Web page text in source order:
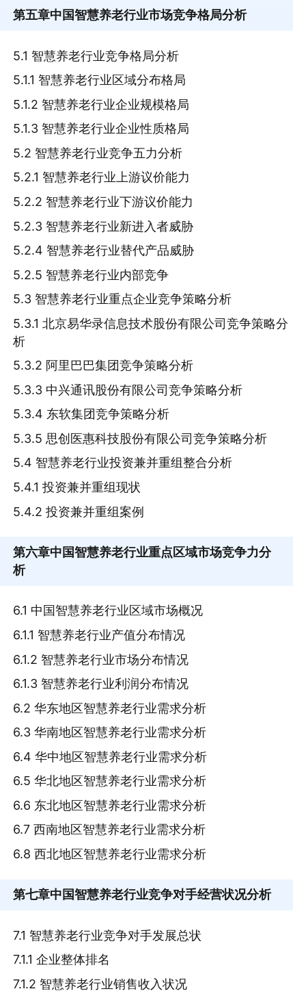
第五章中国智慧养老行业市场竞争格局分析
5.1 智慧养老行业竞争格局分析
5.1.1 智慧养老行业区域分布格局
5.1.2 智慧养老行业企业规模格局
5.1.3 智慧养老行业企业性质格局
5.2 智慧养老行业竞争五力分析
5.2.1 智慧养老行业上游议价能力
5.2.2 智慧养老行业下游议价能力
5.2.3 智慧养老行业新进入者威胁
5.2.4 智慧养老行业替代产品威胁
5.2.5 智慧养老行业内部竞争
5.3 智慧养老行业重点企业竞争策略分析
5.3.1 北京易华录信息技术股份有限公司竞争策略分
析
5.3.2 阿里巴巴集团竞争策略分析
5.3.3 中兴通讯股份有限公司竞争策略分析
5.3.4 东软集团竞争策略分析
5.3.5 思创医惠科技股份有限公司竞争策略分析
5.4 智慧养老行业投资兼并重组整合分析
5.4.1 投资兼并重组现状
5.4.2 投资兼并重组案例
第六章中国智慧养老行业重点区域市场竞争力分
析
6.1 中国智慧养老行业区域市场概况
6.1.1 智慧养老行业产值分布情况
6.1.2 智慧养老行业市场分布情况
6.1.3 智慧养老行业利润分布情况
6.2 华东地区智慧养老行业需求分析
6.3 华南地区智慧养老行业需求分析
6.4 华中地区智慧养老行业需求分析
6.5 华北地区智慧养老行业需求分析
6.6 东北地区智慧养老行业需求分析
6.7 西南地区智慧养老行业需求分析
6.8 西北地区智慧养老行业需求分析
第七章中国智慧养老行业竞争对手经营状况分析
7.1 智慧养老行业竞争对手发展总状
7.1.1 企业整体排名
7.1.2 智慧养老行业销售收入状况